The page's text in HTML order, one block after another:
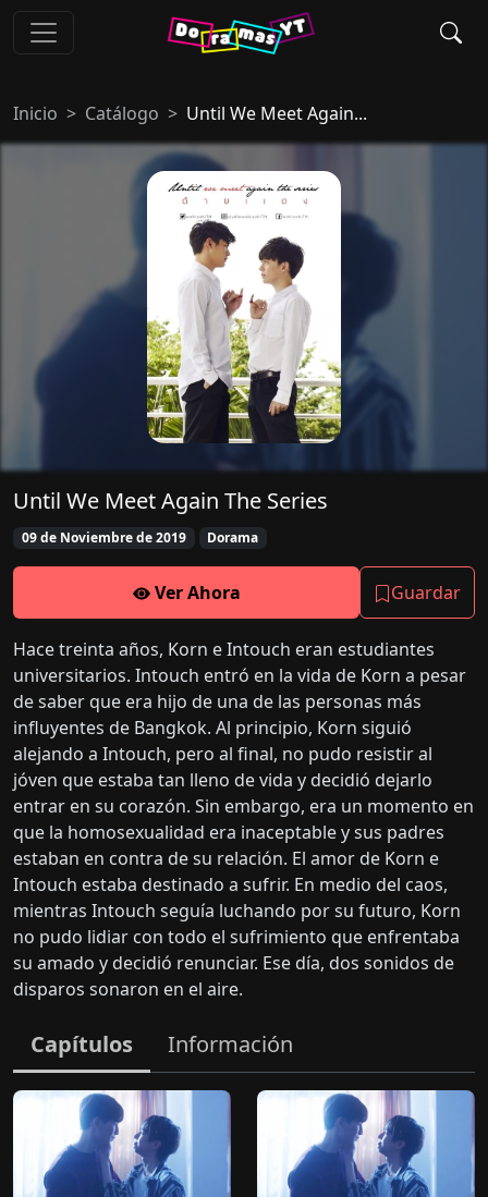
Inicio Catálogo Until We Meet Again...
Until We Meet Again The Series
09 de Noviembre de 2019 Dorama
Ver Ahora Guardar
Hace treinta años, Korn e Intouch eran estudiantes
universitarios. Intouch entró en la vida de Korn a pesar
de saber que era hijo de una de las personas más
influyentes de Bangkok. Al principio, Korn siguió
alejando a Intouch, pero al final, no pudo resistir al
jóven que estaba tan lleno de vida y decidió dejarlo
entrar en su corazón. Sin embargo, era un momento en
que la homosexualidad era inaceptable y sus padres
estaban en contra de su relación. El amor de Korn e
Intouch estaba destinado a sufrir. En medio del caos,
mientras Intouch seguía luchando por su futuro, Korn
no pudo lidiar con todo el sufrimiento que enfrentaba
su amado y decidió renunciar. Ese día, dos sonidos de
disparos sonaron en el aire.
Capítulos Información